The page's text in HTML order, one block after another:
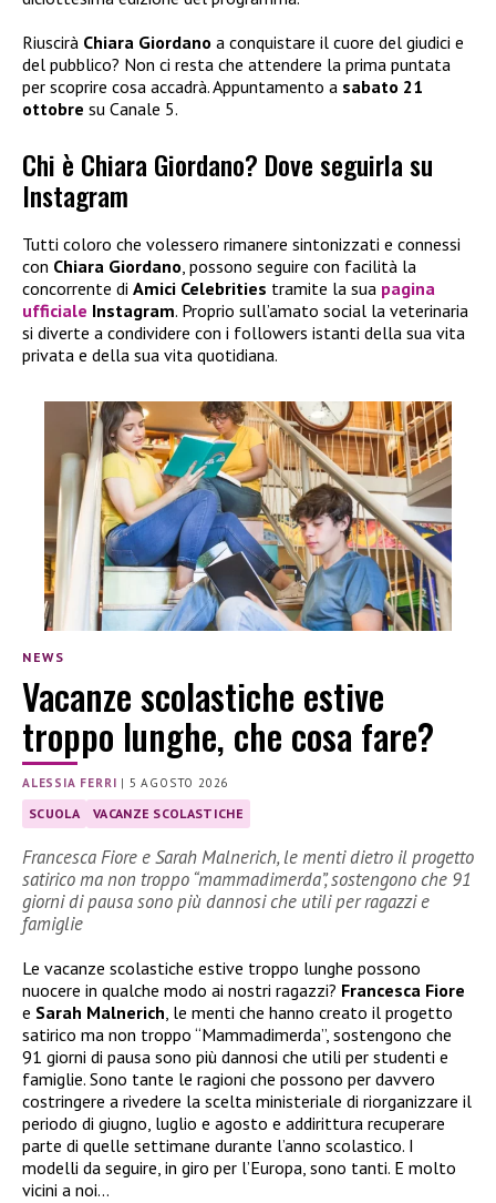
Riuscirà Chiara Giordano a conquistare il cuore del giudici e
del pubblico? Non ci resta che attendere la prima puntata
per scoprire cosa accadrà. Appuntamento a sabato 21
ottobre su Canale 5.
Chi è Chiara Giordano? Dove seguirla su
Instagram
Tutti coloro che volessero rimanere sintonizzati e connessi
con Chiara Giordano, possono seguire con facilità la
concorrente di Amici Celebrities tramite la sua pagina
ufficiale Instagram. Proprio sull’amato social la veterinaria
si diverte a condividere con i followers istanti della sua vita
privata e della sua vita quotidiana.
NEWS
Vacanze scolastiche estive
troppo lunghe, che cosa fare?
ALESSIA FERRI | 5 AGOSTO 2026
SCUOLA VACANZE SCOLASTICHE
Francesca Fiore e Sarah Malnerich, le menti dietro il progetto
satirico ma non troppo “mammadimerda”, sostengono che 91
giorni di pausa sono più dannosi che utili per ragazzi e
famiglie
Le vacanze scolastiche estive troppo lunghe possono
nuocere in qualche modo ai nostri ragazzi? Francesca Fiore
e Sarah Malnerich, le menti che hanno creato il progetto
satirico ma non troppo “Mammadimerda”, sostengono che
91 giorni di pausa sono più dannosi che utili per studenti e
famiglie. Sono tante le ragioni che possono per davvero
costringere a rivedere la scelta ministeriale di riorganizzare il
periodo di giugno, luglio e agosto e addirittura recuperare
parte di quelle settimane durante l’anno scolastico. I
modelli da seguire, in giro per l’Europa, sono tanti. E molto
vicini a noi…